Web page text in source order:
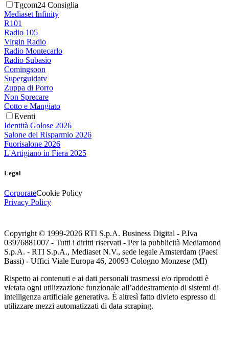
Tgcom24 Consiglia
Mediaset Infinity
R101
Radio 105
Virgin Radio
Radio Montecarlo
Radio Subasio
Comingsoon
Superguidatv
Zuppa di Porro
Non Sprecare
Cotto e Mangiato
Eventi
Identità Golose 2026
Salone del Risparmio 2026
Fuorisalone 2026
L'Artigiano in Fiera 2025
Legal
CorporateCookie Policy
Privacy Policy
Copyright © 1999-2026 RTI S.p.A. Business Digital - P.Iva
03976881007 - Tutti i diritti riservati - Per la pubblicità Mediamond
S.p.A. - RTI S.p.A., Mediaset N.V., sede legale Amsterdam (Paesi
Bassi) - Uffici Viale Europa 46, 20093 Cologno Monzese (MI)
Rispetto ai contenuti e ai dati personali trasmessi e/o riprodotti è
vietata ogni utilizzazione funzionale all’addestramento di sistemi di
intelligenza artificiale generativa. È altresì fatto divieto espresso di
utilizzare mezzi automatizzati di data scraping.